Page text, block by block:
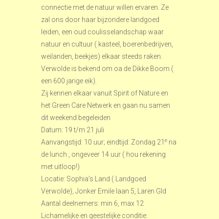
connectie met de natuur willen ervaren. Ze
zal ons door haar bijzondere landgoed
leiden, een oud coulisselandschap waar
natuur en cultuur ( kasteel, boerenbedrijven,
weilanden, beekjes) elkaar steeds raken.
Verwolde is bekend om oa de Dikke Boom (
een 600 jarige eik).
Zij kennen elkaar vanuit Spirit of Nature en
het Green Care Netwerk en gaan nu samen
dit weekend begeleiden
Datum: 19 t/m 21 juli
Aanvangstijd: 10 uur; eindtijd: Zondag 21 e na
de lunch , ongeveer 14 uur ( hou rekening
met uitloop!)
Locatie: Sophia’s Land ( Landgoed
Verwolde), Jonker Emile laan 5, Laren Gld
Aantal deelnemers: min 6, max 12
Lichamelijke en geestelijke conditie: